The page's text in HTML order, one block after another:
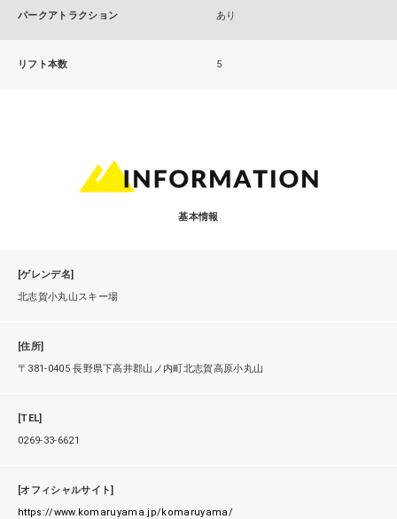
パークアトラクション あり
リフト本数 5
基本情報
[ゲレンデ名]
北志賀小丸山スキー場
[住所]
〒381-0405 長野県下高井郡山ノ内町北志賀高原小丸山
[TEL]
0269-33-6621
[オフィシャルサイト]
https://www.komaruyama.jp/komaruyama/